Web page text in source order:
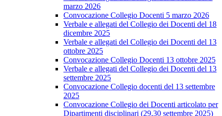
marzo 2026
Convocazione Collegio Docenti 5 marzo 2026
Verbale e allegati del Collegio dei Docenti del 18
dicembre 2025
Verbale e allegati del Collegio dei Docenti del 13
ottobre 2025
Convocazione Collegio Docenti 13 ottobre 2025
Verbale e allegati del Collegio dei Docenti del 13
settembre 2025
Convocazione Collegio docenti del 13 settembre
2025
Convocazione Collegio dei Docenti articolato per
Dipartimenti disciplinari (29,30 settembre 2025)